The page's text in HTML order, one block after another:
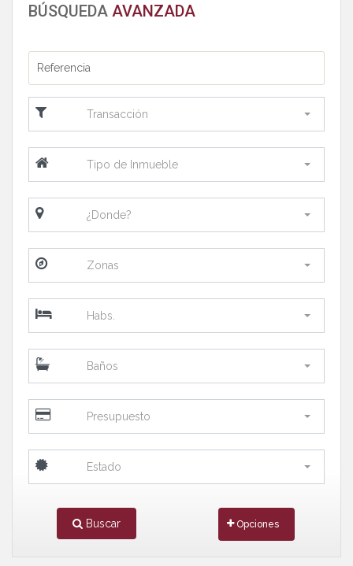
BÚSQUEDA AVANZADA
Transacción
Tipo de Inmueble
¿Donde?
Zonas
Habs.
Baños
Presupuesto
Estado
Buscar Opciones